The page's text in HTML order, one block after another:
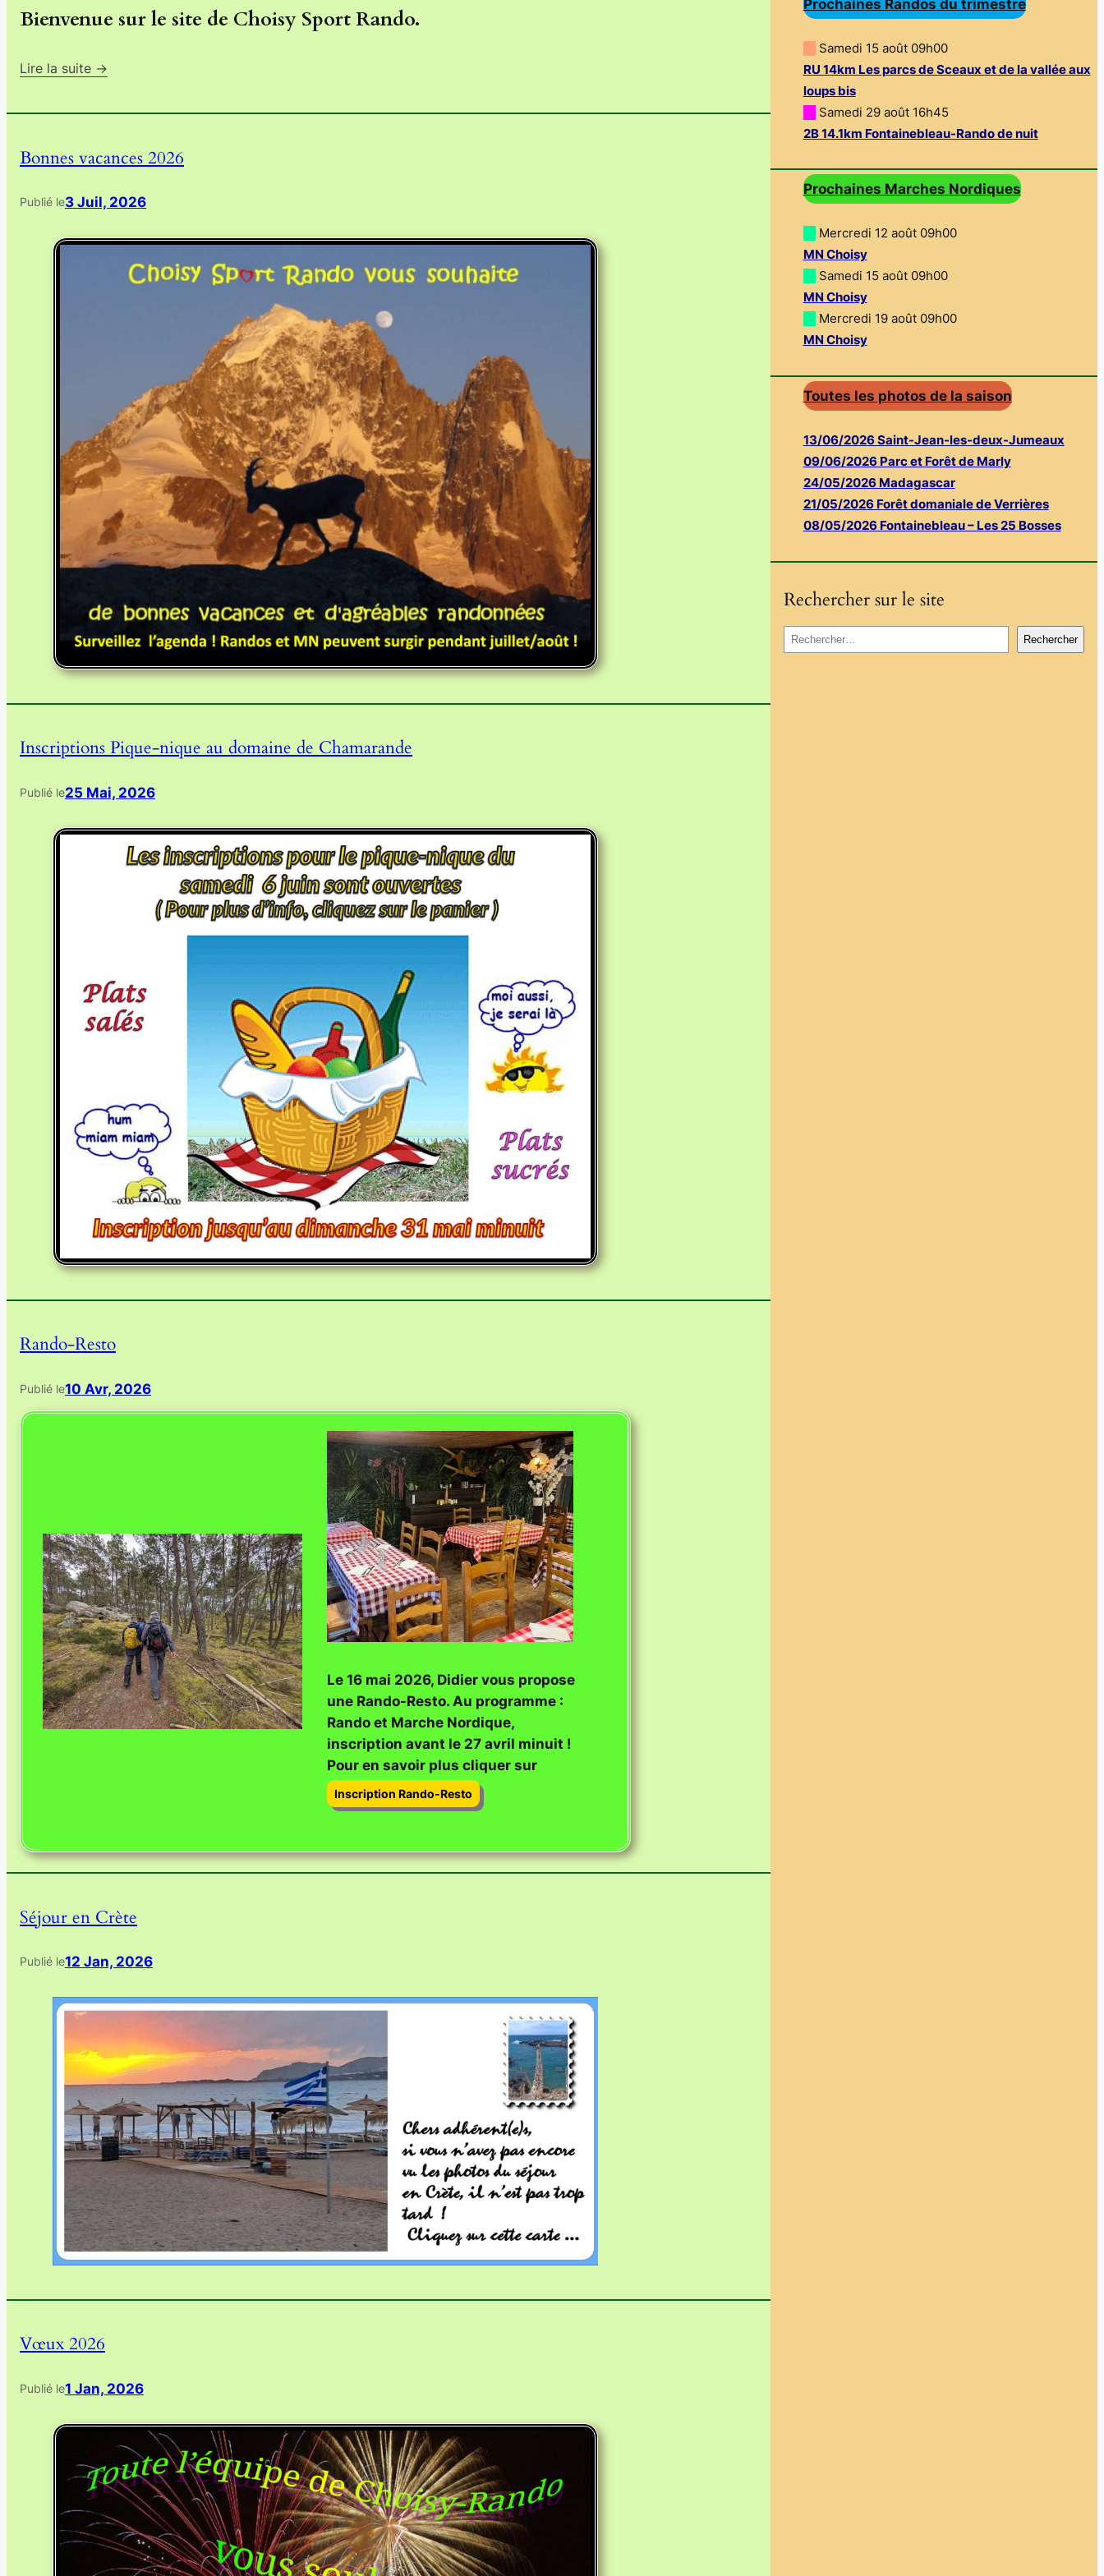
Bienvenue sur le site de Choisy Sport Rando.
Bonnes vacances 2026
Publié le3 Juil, 2026
Inscriptions Pique-nique au domaine de Chamarande
Publié le25 Mai, 2026
Rando-Resto
Publié le10 Avr, 2026
Le 16 mai 2026, Didier vous propose
une Rando-Resto. Au programme :
Rando et Marche Nordique,
inscription avant le 27 avril minuit !
Pour en savoir plus cliquer sur
Inscription Rando-Resto
Séjour en Crète
Publié le12 Jan, 2026
Vœux 2026
Publié le1 Jan, 2026
Prochaines Randos du trimestre
Samedi 15 août 09h00
RU 14km Les parcs de Sceaux et de la vallée aux
loups bis
Samedi 29 août 16h45
2B 14.1km Fontainebleau-Rando de nuit
Prochaines Marches Nordiques
Mercredi 12 août 09h00
MN Choisy
Samedi 15 août 09h00
MN Choisy
Mercredi 19 août 09h00
MN Choisy
Toutes les photos de la saison
13/06/2026 Saint-Jean-les-deux-Jumeaux
09/06/2026 Parc et Forêt de Marly
24/05/2026 Madagascar
21/05/2026 Forêt domaniale de Verrières
08/05/2026 Fontainebleau – Les 25 Bosses
Rechercher sur le site
e
Rechercher